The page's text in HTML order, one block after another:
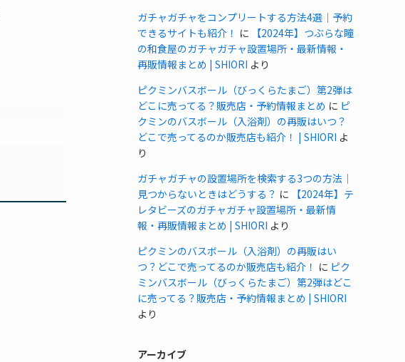
ガチャガチャをコンプリートする方法4選｜予約
できるサイトも紹介！ に
【2024年】つぶらな瞳
の和食屋のガチャガチャ設置場所・最新情報・
再販情報まとめ | SHIORI より
ピクミンバスボール（びっくらたまご）第2弾は
どこに売ってる？販売店・予約情報まとめ に ピ
クミンのバスボール（入浴剤）の再販はいつ？
どこで売ってるのか販売店も紹介！ | SHIORI よ
り
ガチャガチャの設置場所を検索する3つの方法｜
見つからないときはどうする？ に
【2024年】テ
レタビーズのガチャガチャ設置場所・最新情
報・再販情報まとめ | SHIORI より
ピクミンのバスボール（入浴剤）の再販はい
つ？どこで売ってるのか販売店も紹介！ に ピク
ミンバスボール（びっくらたまご）第2弾はどこ
に売ってる？販売店・予約情報まとめ | SHIORI
より
アーカイブ